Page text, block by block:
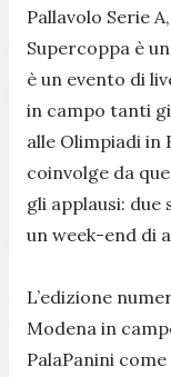
Pallavolo Serie A,
Supercoppa è
è un evento di
in campo tanti
alle Olimpiadi in
coinvolge da
gli applausi:
un week-end di
L’edizione
Modena in
PalaPanini